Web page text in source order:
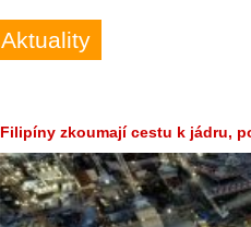
Aktuality
Filipíny zkoumají cestu k jádru,